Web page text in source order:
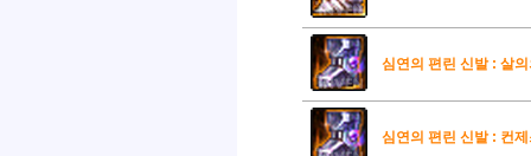
심연의 편린 신발 : 살
심연의 편린 신발 : 컨